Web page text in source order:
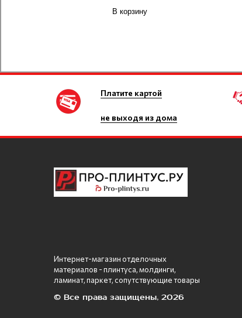
В корзину
Платите картой
не выходя из дома
Интернет-магазин отделочных
материалов - плинтуса, молдинги,
ламинат, паркет, сопутствующие товары
© Все права защищены, 2026